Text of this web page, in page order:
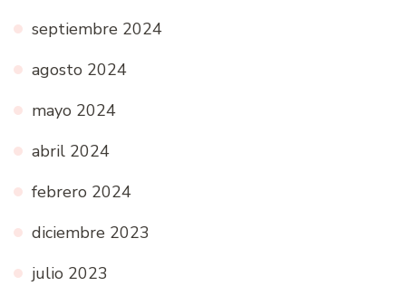
septiembre 2024
agosto 2024
mayo 2024
abril 2024
febrero 2024
diciembre 2023
julio 2023